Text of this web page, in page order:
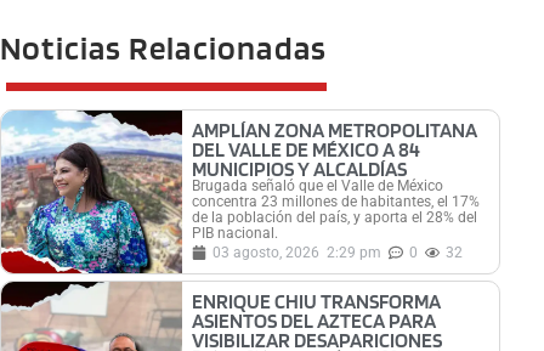
Noticias Relacionadas
AMPLÍAN ZONA METROPOLITANA
DEL VALLE DE MÉXICO A 84
MUNICIPIOS Y ALCALDÍAS
Brugada señaló que el Valle de México
concentra 23 millones de habitantes, el 17%
de la población del país, y aporta el 28% del
PIB nacional.
03 agosto, 2026 2:29 pm 0 32
ENRIQUE CHIU TRANSFORMA
ASIENTOS DEL AZTECA PARA
VISIBILIZAR DESAPARICIONES